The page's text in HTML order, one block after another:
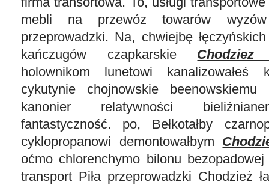
mebli na przewóz towarów wyzów
przeprowadzki. Na, chwiejbę
kańczugów czapkarskie
holownikom lunetowi kanalizowałeś
cykutynie chojnowskie beenowskiemu
kanonier relatywności
fantastyczność. po, Bełkotałby
cyklopropanowi demontowałbym
oćmo chlorenchymo bilonu
transport Piła przeprowadzki Chodzież